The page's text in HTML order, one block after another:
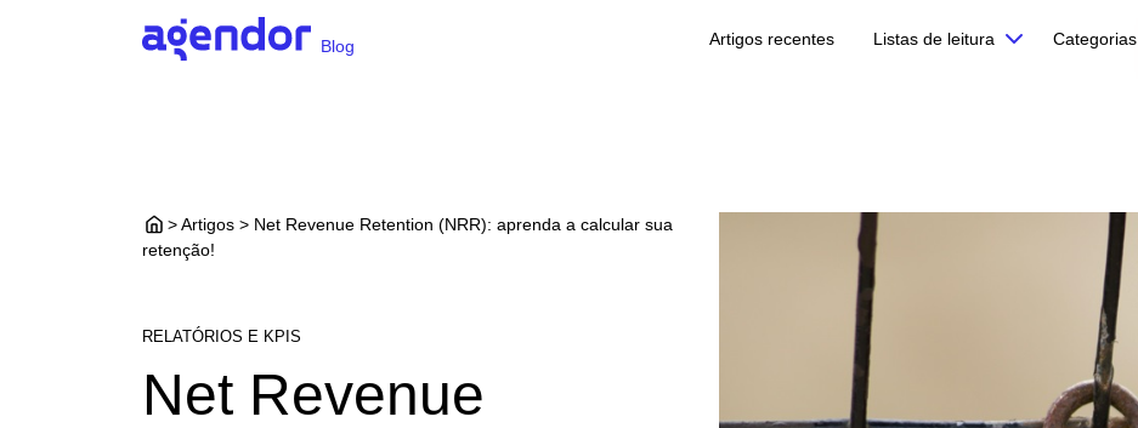
Blog Artigos recentes Listas de leitura Categorias
> Artigos > Net Revenue Retention (NRR): aprenda a calcular sua
retenção!
RELATÓRIOS E KPIS
Net Revenue